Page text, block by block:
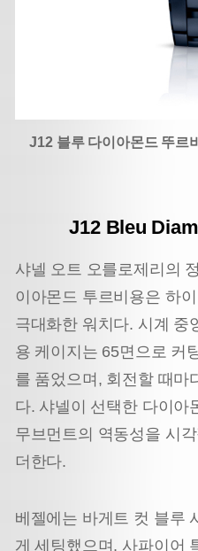
J12 블루 다이아몬드 뚜르
J12 Bleu
샤넬 오트 오를로제리의
이아몬드 투르비용은 하
극대화한 워치다. 시계 중
용 케이지는 65면으로 커
를 품었으며, 회전할 때마
다. 샤넬이 선택한 다이아
무브먼트의 역동성을 시
더한다.
베젤에는 바게트 컷 블루
게 세팅했으며, 사파이어